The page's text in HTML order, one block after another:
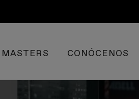
MASTERS CONÓCENOS